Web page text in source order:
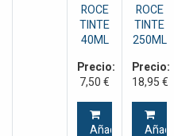
ROCE
TINTE
40ML
Precio:
7,50€
Añadir
ROCE
TINTE
250ML
Precio:
18,95€
Añadir